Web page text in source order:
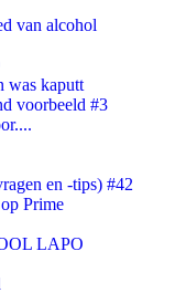
van alcohol
was kaputt
voorbeeld #3
en -tips) #42
Prime
LAPO